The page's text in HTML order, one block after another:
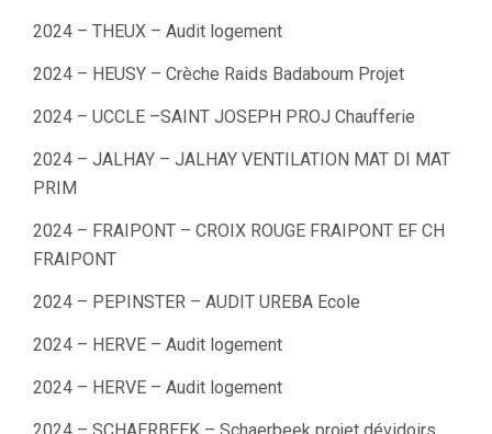
2024 – THEUX – Audit logement
2024 – HEUSY – Crèche Raids Badaboum Projet
2024 – UCCLE –SAINT JOSEPH PROJ Chaufferie
2024 – JALHAY – JALHAY VENTILATION MAT DI MAT
PRIM
2024 – FRAIPONT – CROIX ROUGE FRAIPONT EF CH
FRAIPONT
2024 – PEPINSTER – AUDIT UREBA Ecole
2024 – HERVE – Audit logement
2024 – HERVE – Audit logement